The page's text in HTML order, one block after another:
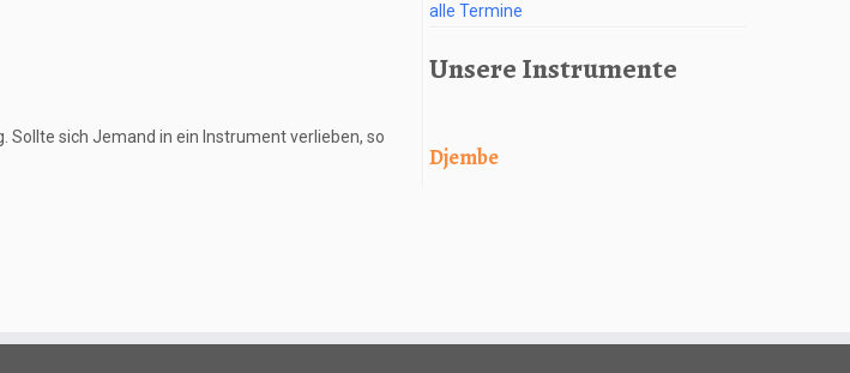
sich Jemand in ein Instrument verlieben, so
alle Termine
Unsere Instrumente
Djembe